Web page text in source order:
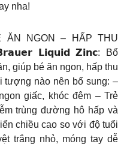
nha!
ĂN NGON – HẤP THU
𝗟𝗶𝗾𝘂𝗶𝗱 𝗭𝗶𝗻𝗰: Bổ
giúp bé ăn ngon, hấp thu
tượng nào nên bổ sung: –
giấc, khóc đêm – Trẻ
trùng đường hô hấp và
chiều cao so với độ tuổi
trắng nhỏ, móng tay dễ